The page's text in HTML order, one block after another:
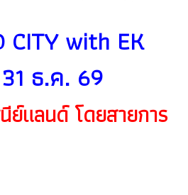
CITY with EK
ธ.ค. 69
ย์แลนด์ โดยสายการ